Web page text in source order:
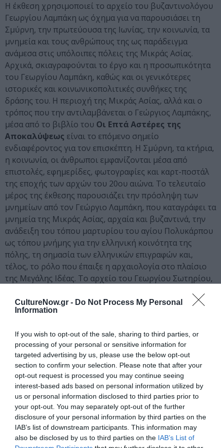
CultureNow.gr - Do Not Process My Personal
Information
If you wish to opt-out of the sale, sharing to third parties, or
processing of your personal or sensitive information for
targeted advertising by us, please use the below opt-out
section to confirm your selection. Please note that after your
opt-out request is processed you may continue seeing
interest-based ads based on personal information utilized by
us or personal information disclosed to third parties prior to
your opt-out. You may separately opt-out of the further
disclosure of your personal information by third parties on the
IAB’s list of downstream participants. This information may
also be disclosed by us to third parties on the IAB’s List of
Η έκθεση χρησιμοποιεί το αρχείο του βυζαντινολόγου
Γεωργίου Λαμπάκη ως όχημα για να παρουσιάσει τη
Σμύρνη, την πρωτεύουσα της Ιωνίας, την κοινωνία, τα
μνημεία και τους ανθρώπους της ως παράδειγμα
ανάμεσα στις υπόλοιπες πόλεις της Μικράς Ασίας.
Αρχικά, σκιαγραφούνται το έργο και η προσωπικότητα
του Γεωργίου Λαμπάκη, καθώς και οι γενικότερες
ιστορικές και κοινωνικοπολιτικές συνθήκες της
δράσης του. Η περιοχή της Μικράς Ασίας, αλλά και ο
τρόπος που την αντιλαμβάνεται ο Γεώργιος Λαμπάκης,
μέσα από το βιβλίο του Οι Επτά Αστέρες της
Αποκαλύψεως είναι το επόμενο σημείο
ενδιαφέροντος για τον επισκέπτη. Η Σμύρνη, τα κτήρια,
η κοινωνία, οι άνθρωποι εμφανίζονται μέσα από
επιστολές, εφημερίδες, φωτογραφίες και καρτ-ποστάλ
της εποχής των αρχών του 20ου αιώνα. Το τελευταίο
μέρος της έκθεσης παρουσιάζει την πρόσληψη των
μνημείων από τον Γεώργιο Λαμπάκη, που καταγράφει τα
μνημεία της Μικράς Ασίας, αρχαία και βυζαντινά, την
ανάδειξη του τόπου μαρτυρίου του αγίου Πολυκάρπου
ως τόπου μνήμης για την ελληνική κοινότητα της
πόλης, τη σημασία των ελληνικών επιγραφών και,
τέλος, το ρόλο που έπαιξε η αρχαιολογία στο πλαίσιο
της Μεγάλης Ιδέας. Το αρχείο του Γεωργίου Σωτηρίου,
Μουσείο, επιτρέπει την επέκταση της αφήγησης της
έκθεσης έως πριν την καταστροφή του 1922, καθώς
Σμύρνης, την περίοδο της ελληνικής διοίκησης της
περιοχής.
Κεντρική φωτογραφία θέματος: Καρτ-ποστάλ: Καμηλιέρηδες
στη Σμύρνη. Αρχείο Οικογένειας Λαμπάκη
Ταυτότητα Εκδήλωσης
Ημερομηνία: